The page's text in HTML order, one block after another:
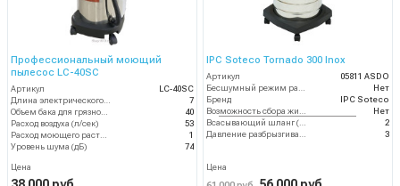
Профессиональный моющий
пылесос LC-40SC
Артикул
LC-40SC
Длина электрического кабеля (м)
7
Объем бака для грязной воды, л
40
Расход воздуха (л/сек)
53
Расход моющего раствора (л/мин)
1
Уровень шума (дБ)
74
Цена
IPC Soteco Tornado 300 Inox
Артикул
05811 ASDO
Бесшумный режим работы
Нет
Бренд
IPC Soteco
Возможность сбора жидкой грязи
Нет
Всасывающий шланг (м)
2
Давление разбрызгивания (бар)
3
Цена